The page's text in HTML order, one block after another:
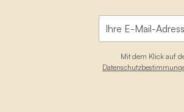
Mit dem Klick auf